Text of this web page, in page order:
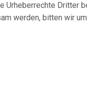
Dritter
werden, bitten wir